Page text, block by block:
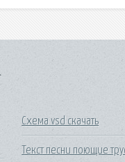
Схема vsd скачать
Текст песни поющие